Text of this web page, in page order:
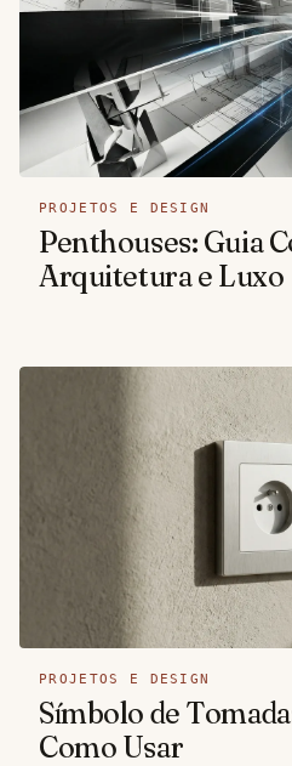
PROJETOS E DESIGN
Penthouses: Guia
Arquitetura e Luxo
PROJETOS E DESIGN
Símbolo de
Como Usar